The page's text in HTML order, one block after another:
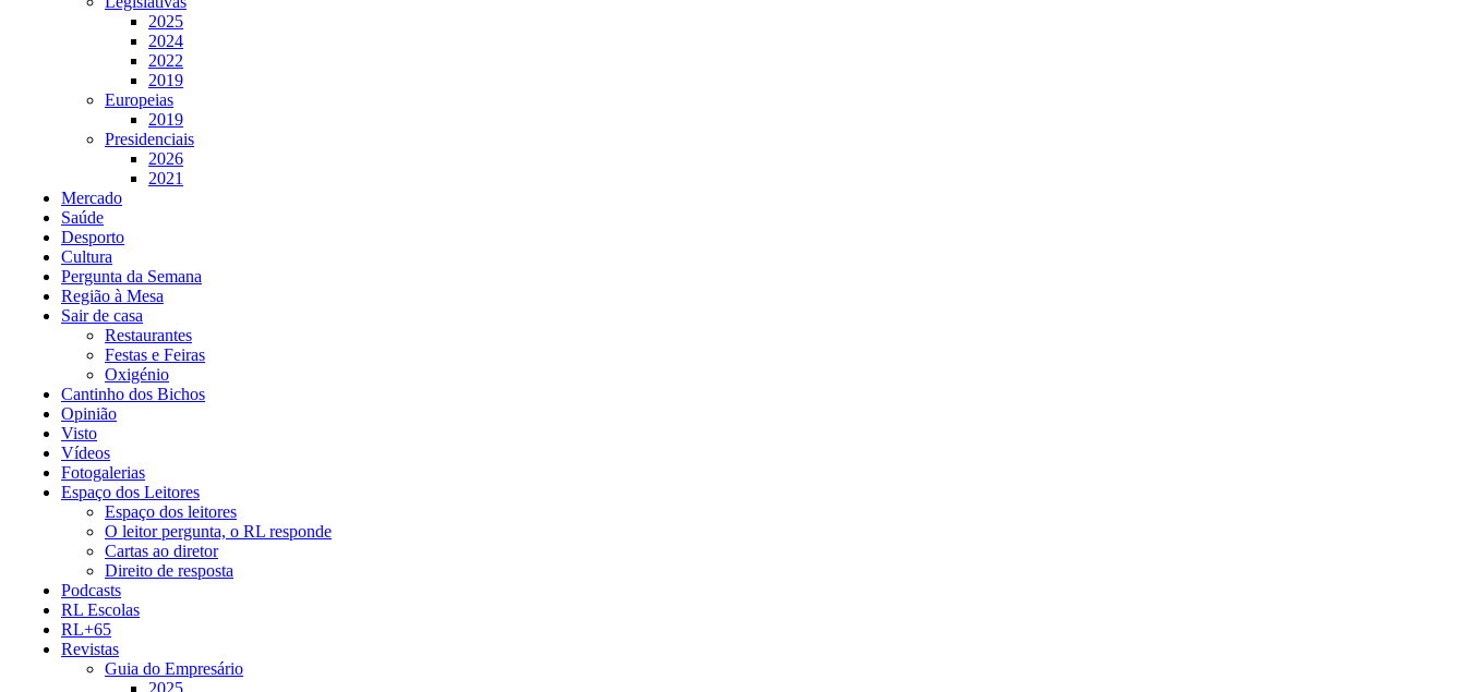
2025
2024
2022
2019
Europeias
2019
Presidenciais
2026
2021
Mercado
Saúde
Desporto
Cultura
Pergunta da Semana
Região à Mesa
Sair de casa
Restaurantes
Festas e Feiras
Oxigénio
Cantinho dos Bichos
Opinião
Visto
Vídeos
Fotogalerias
Espaço dos Leitores
Espaço dos leitores
O leitor pergunta, o RL responde
Cartas ao diretor
Direito de resposta
Podcasts
RL Escolas
RL+65
Revistas
Guia do Empresário
2025